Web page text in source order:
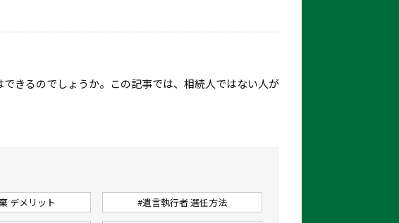
きるのでしょうか。この記事では、相続人ではない人が
デメリット #遺言執行者 選任方法